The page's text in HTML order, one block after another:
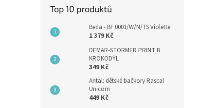
Top 10 produktů
Beda - BF 0001/W/N/TS Violette
1 379 Kč
DEMAR-STORMER PRINT B
KROKODÝL
349 Kč
Antal: dětské bačkory Rascal
Unicorn
449 Kč